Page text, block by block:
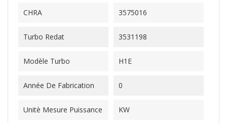
CHRA 3575016
Turbo Redat 3531198
Modèle Turbo H1E
Année De Fabrication 0
Unitè Mesure Puissance KW